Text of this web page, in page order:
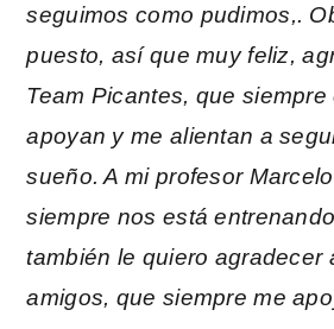
seguimos como pudimos,.
puesto, así que muy feliz,
Team Picantes, que
apoyan y me alientan a
sueño. A mi profesor
siempre nos está
también le quiero agradecer
amigos, que siempre me